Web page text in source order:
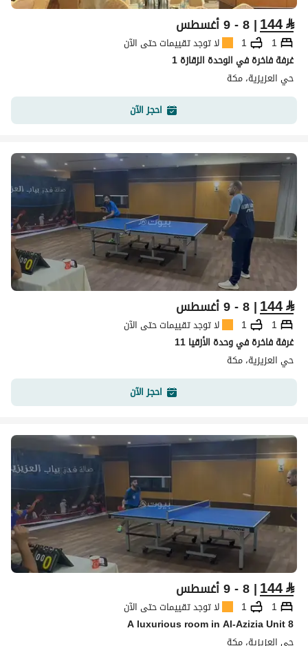
⃁
144| 8 - 9 أغسطس
1
1
لا توجد تقييمات حتى الآن
غرفة فاخرة في الوحدة الزقازة 1
حي العزيزية، مكة
احجز الآن
⃁
144| 8 - 9 أغسطس
1
1
لا توجد تقييمات حتى الآن
غرفة فاخرة في وحدة الأزقيا 11
حي العزيزية، مكة
احجز الآن
⃁
144| 8 - 9 أغسطس
1
1
لا توجد تقييمات حتى الآن
A luxurious room in Al-Azizia Unit 8
حي العزيزية، مكة